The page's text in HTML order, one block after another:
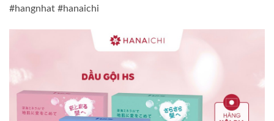
#hangnhat #hanaichi